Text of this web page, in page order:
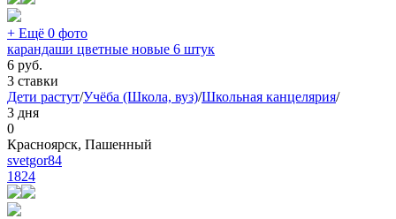
+ Ещё 0 фото
карандаши цветные новые 6 штук
6 руб.
3 ставки
Дети растут/Учёба (Школа, вуз)/Школьная канцелярия/
3 дня
0
Красноярск, Пашенный
svetgor84
1824